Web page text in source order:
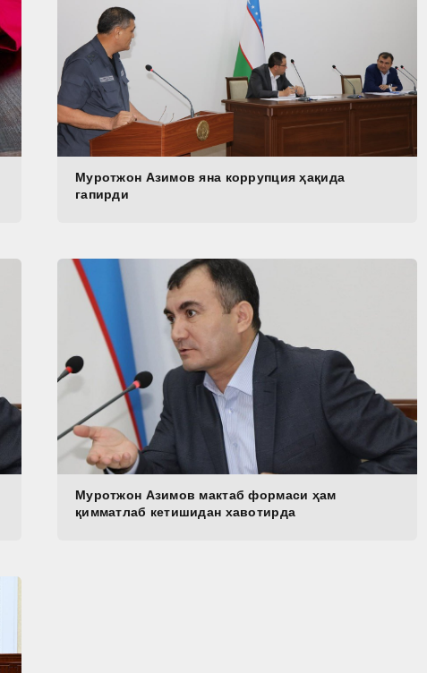
Муротжон Азимов яна коррупция ҳақида
гапирди
Муротжон Азимов мактаб формаси ҳам
қимматлаб кетишидан хавотирда